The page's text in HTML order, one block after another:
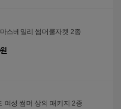
스베일리 썸머쿨자켓 2종
원
여성 썸머 상의 패키지 2종